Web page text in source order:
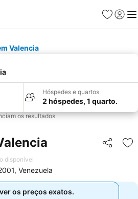
Favoritos
Iniciar
Valencia
Hóspedes e quartos
2 hóspedes, 1 quarto.
os resultados
Partilhar
disponível
Venezuela
os preços exatos.
os preços exatos.